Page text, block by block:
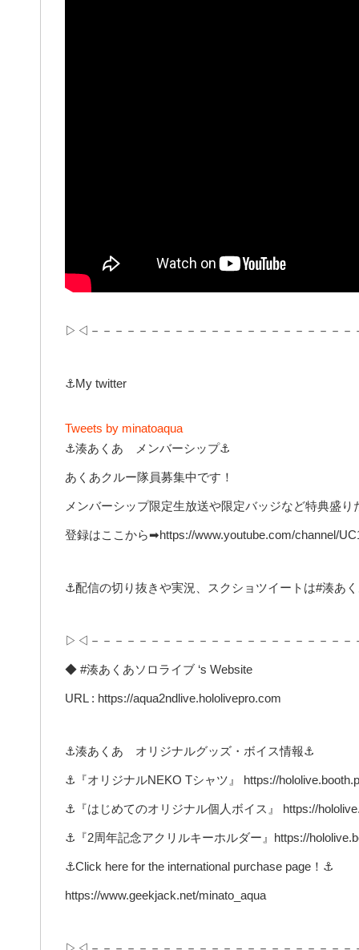
▷◁－－－－－－－－－－－－－－－－－－－－－
⚓My twitter
Tweets by minatoaqua
⚓湊あくあ メンバーシップ⚓
あくあクルー隊員募集中です！
メンバーシップ限定生放送や限定バッジなど特典盛り
登録はここから➡https://www.youtube.com/channel/
⚓配信の切り抜きや実況、スクショツイートは#湊あ
▷◁－－－－－－－－－－－－－－－－－－－－－
◆ #湊あくあソロライブ ‘s Website
URL : https://aqua2ndlive.hololivepro.com
⚓湊あくあ オリジナルグッズ・ボイス情報⚓
⚓『オリジナルNEKO Tシャツ』 https://
⚓『はじめてのオリジナル個人ボイス』 https://
⚓『2周年記念アクリルキーホルダー』https://
⚓Click here for the international purchase page！⚓
https://www.geekjack.net/minato_aqua